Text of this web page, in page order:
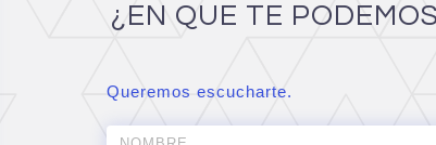
¿EN QUE TE
Queremos escucharte.